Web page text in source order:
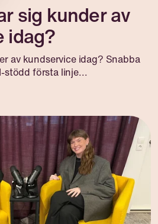
sig kunder av
idag?
av kundservice idag? Snabba
stödd första linje...